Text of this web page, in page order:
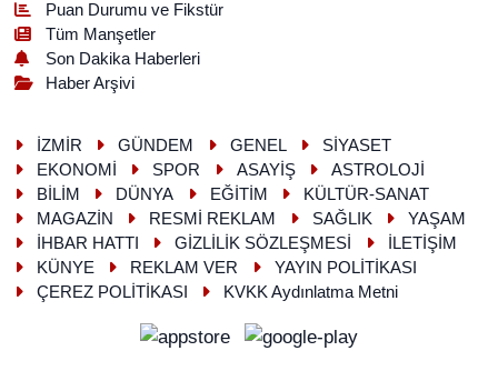
Puan Durumu ve Fikstür
Tüm Manşetler
Son Dakika Haberleri
Haber Arşivi
İZMİR GÜNDEM GENEL
SİYASET
EKONOMİ
SPOR ASAYİŞ
ASTROLOJİ
BİLİM
DÜNYA EĞİTİM
KÜLTÜR-SANAT
MAGAZİN
RESMİ REKLAM SAĞLIK
YAŞAM
İHBAR HATTI
GİZLİLİK SÖZLEŞMESİ
İLETİŞİM
KÜNYE
REKLAM VER
YAYIN POLİTİKASI
ÇEREZ POLİTİKASI
KVKK Aydınlatma Metni